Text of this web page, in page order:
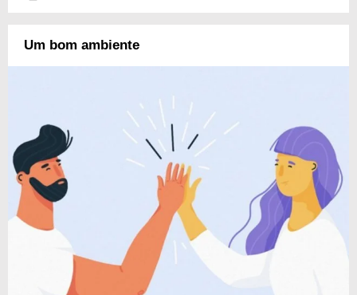
Um bom ambiente